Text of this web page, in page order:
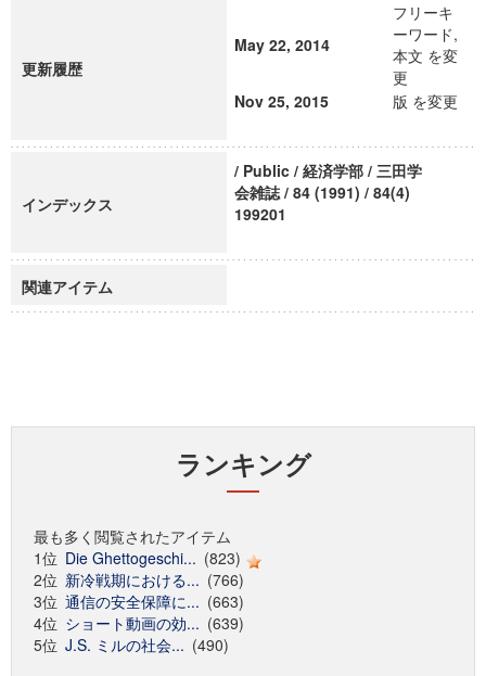
更新履歴
May 22, 2014
フリーキ
ーワード,
本文 を変
更
Nov 25, 2015
版 を変更
インデックス
/ Public / 経済学部 / 三田学
会雑誌 / 84 (1991) / 84(4)
199201
関連アイテム
ランキング
最も多く閲覧されたアイテム
1位 Die Ghettogeschi... (823)
2位 新冷戦期における... (766)
3位 通信の安全保障に... (663)
4位 ショート動画の効... (639)
5位 J.S. ミルの社会... (490)